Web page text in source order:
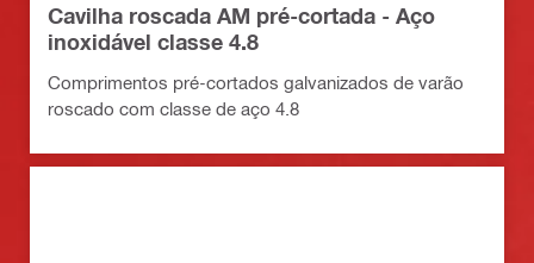
Cavilha roscada AM pré-cortada - Aço
inoxidável classe 4.8
Comprimentos pré-cortados galvanizados de varão
roscado com classe de aço 4.8